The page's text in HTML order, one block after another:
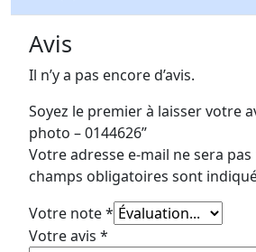
Avis
Il n’y a pas encore d’avis.
Soyez le premier à laisser votre
photo – 0144626”
Votre adresse e-mail ne sera pas
champs obligatoires sont
Votre note*
Votre avis *